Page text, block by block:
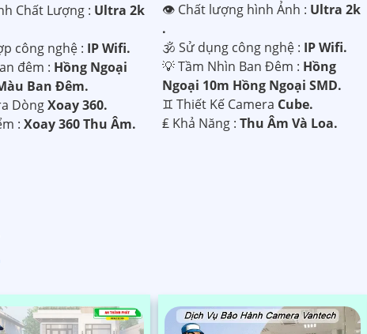
Chất Lượng : Ultra 2k
công nghệ : IP Wifi.
đêm : Hồng Ngoại
Ban Đêm.
DòngXoay 360.
: Xoay 360 Thu Âm.
👁 Chất lượng hình Ảnh : Ultra 2k
.
🕉️ Sử dụng công nghệ : IP Wifi.
💡 Tầm Nhìn Ban Đêm : Hồng
Ngoại 10m Hồng Ngoại SMD.
♊ Thiết Kế Camera Cube.
️₤ Khả Năng :Thu Âm Và Loa.